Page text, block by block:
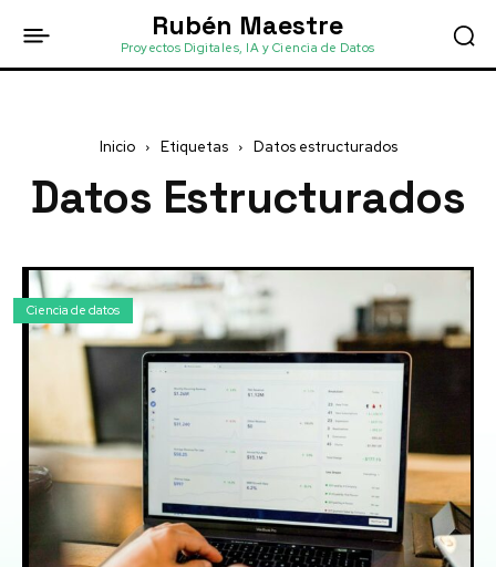
Rubén Maestre
Proyectos Digitales, IA y Ciencia de Datos
Inicio Etiquetas Datos estructurados
Datos Estructurados
Ciencia de datos